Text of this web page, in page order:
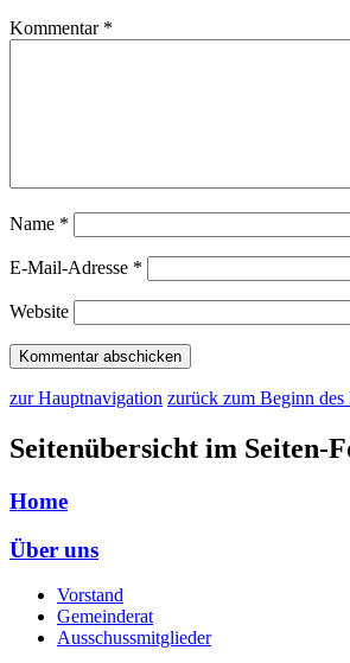
Kommentar *
Name *
E-Mail-Adresse *
Website
zur Hauptnavigation zurück zum Beginn des
Seitenübersicht im Seiten-
Home
Über uns
Vorstand
Gemeinderat
Ausschussmitglieder